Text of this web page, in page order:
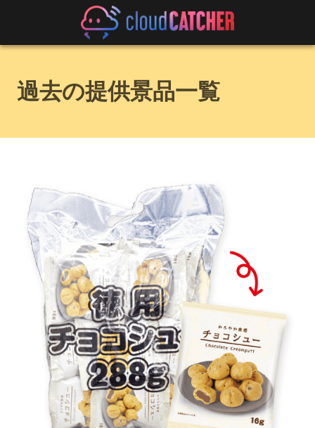
過去の提供景品一覧